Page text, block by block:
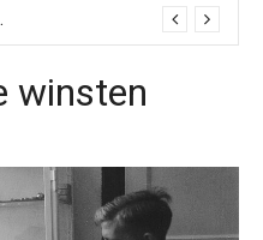
Michigan
winsten